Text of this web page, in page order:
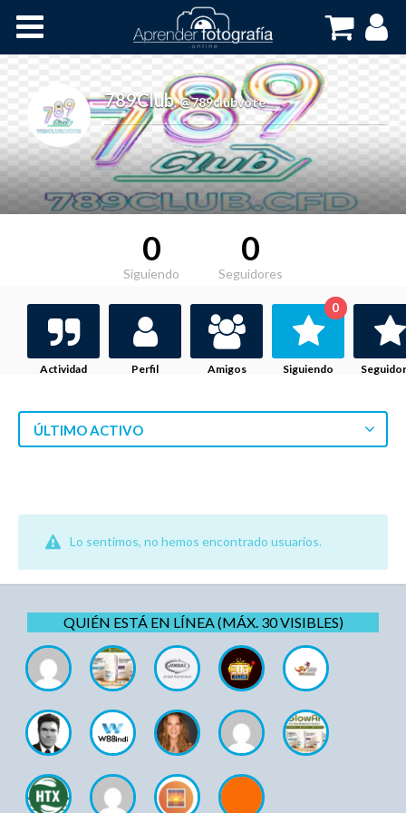
789Club,@789clubvote
0
Siguiendo
0
Seguidores
Actividad Perfil Amigos Siguiendo
0
ÚLTIMO ACTIVO
Lo sentimos, no hemos encontrado usuarios.
QUIÉN ESTÁ EN LÍNEA (MÁX. 30 VISIBLES)